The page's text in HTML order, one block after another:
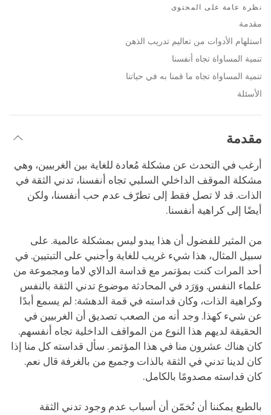
نظرة عامة على المحتوى
مقدمة
استلهام الأدوات من تعاليم تدريب الذهن
تنمية المساواة تجاه أنفسنا
تنمية المساواة تجاه ما قمنا به في حياتنا
الأسئلة
مقدمة
أرغب في التحدث عن مشكلة مُعادة للغاية بين الغربيين، وهي
مشكلة الموقف الداخلي السلبي تجاه أنفسنا، تدني الثقة في
الذات. قد لا تصل فقط إلى تطرّف عدم حب أنفسنا، ولكن
أيضًا إلى كراهية أنفسنا.
من المثير للفضول أن هذا يبدو ليس بمشكلة عالمية. على
سبيل المثال، هذا شيء غريب للغاية وأجنبي على التبتيين. في
أحد المرات كنت بمؤتمر مع قداسة الدالاي لاما ومجموعة من
علماء النفس. ووَرَد في المحادثة موضوع تدني الثقة بالنفس
وكراهية الذات، وكان قداسته في قمة الدهشة: لم يسمع أبدًا
عن شيء كهذا. وجد أنه من الصعب تصديق أن الغربيين في
الحقيقة لديهم هذا النوع من المواقف الداخلية تجاه أنفسهم.
كان هناك عشرون منا في هذا المؤتمر. سأل قداسته كل منا إذا
كان لدينا تدني في الثقة بالذات وجميع من بالغرفة قال نعم.
كان قداسته مصدومًا بالكامل.
بالطبع يمكننا أن نُخمّن أن أسباب عدم وجود تدني الثقة